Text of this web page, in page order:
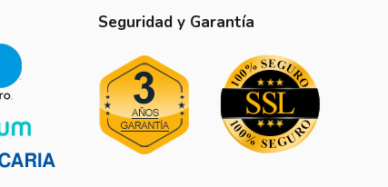
Seguridad y Garantía